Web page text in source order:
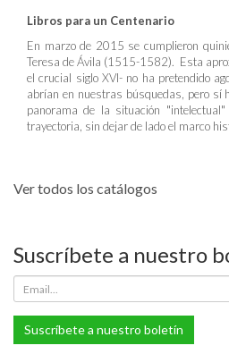
Libros para un Centenario
En marzo de 2015 se cumplieron
Teresa de Ávila (1515-1582). Esta
el crucial siglo XVI- no ha pretendido
abrían en nuestras búsquedas, pero sí
panorama de la situación
trayectoria, sin dejar de lado el marco
Ver todos los catálogos
Suscríbete a nuestro
Suscríbete a nuestro boletín